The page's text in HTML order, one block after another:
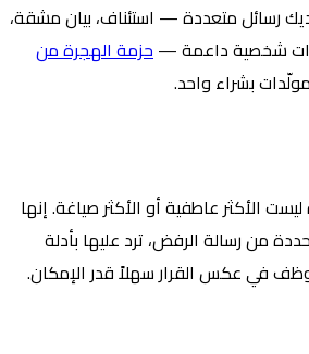
رسائل متعددة — استئناف، بيان مشقة،
شخصية داعمة —حزمة الهجرة من
بشراء واحد.
الأكثر عاطفية أو الأكثر صياغة. إنها
من رسالة الرفض، ترد عليها بأدلة
في عكس القرار سهلاً قدر الإمكان.